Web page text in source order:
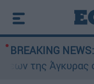
BREAKING NEWS:
στο Αιγαίο: